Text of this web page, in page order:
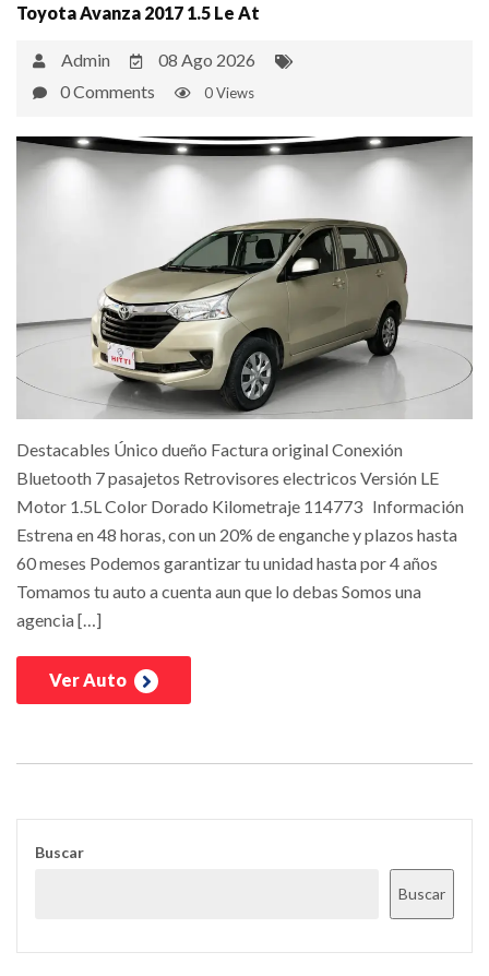
Toyota Avanza 2017 1.5 Le At
Admin
08 Ago 2026
0 Comments
0 Views
Destacables Único dueño Factura original Conexión
Bluetooth 7 pasajetos Retrovisores electricos Versión LE
Motor 1.5L Color Dorado Kilometraje 114773 Información
Estrena en 48 horas, con un 20% de enganche y plazos hasta
60 meses Podemos garantizar tu unidad hasta por 4 años
Tomamos tu auto a cuenta aun que lo debas Somos una
agencia […]
Ver Auto
Buscar
Buscar